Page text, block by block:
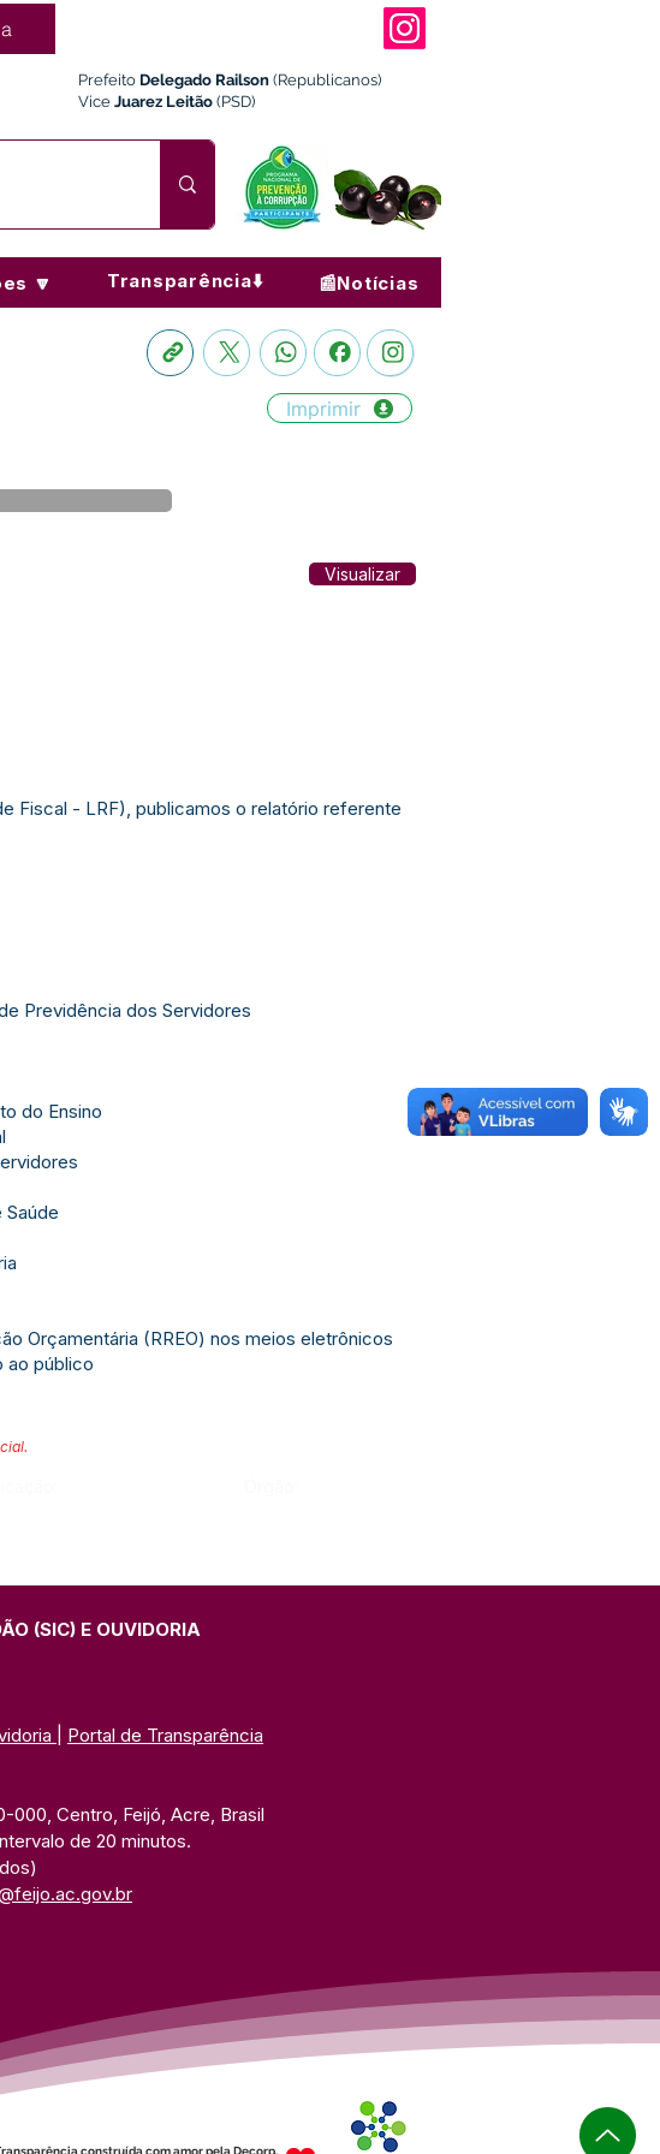
Prefeito Delegado Railson (Republicanos)
Vice Juarez Leitão (PSD)
🔽 Transparência⬇️ 📰Notícias
Imprimir
Visualizar
Fiscal - LRF), publicamos o relatório referente
Previdência dos Servidores
do Ensino
Orçamentária (RREO) nos meios eletrônicos
ao público
(SIC) E OUVIDORIA
Portal de Transparência
000, Centro, Feijó, Acre, Brasil
de 20 minutos.
construída com amor pela Decorp.